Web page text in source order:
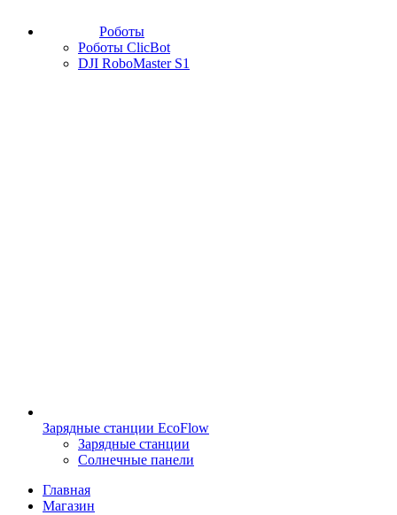
Роботы
Роботы ClicBot
DJI RoboMaster S1
Зарядные станции EcoFlow
Зарядные станции
Солнечные панели
Главная
Магазин